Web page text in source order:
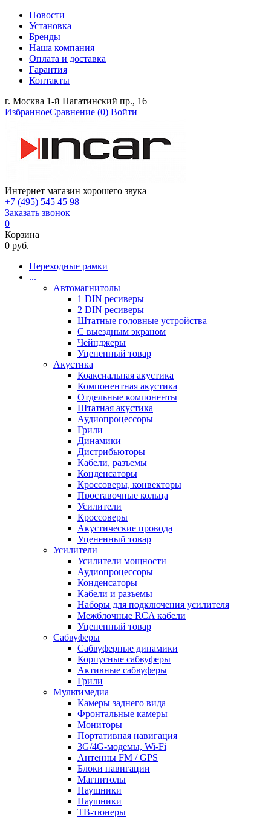
Новости
Установка
Бренды
Наша компания
Оплата и доставка
Гарантия
Контакты
г. Москва 1-й Нагатинский пр., 16
ИзбранноеСравнение (0) Войти
Интернет магазин хорошего звука
+7 (495) 545 45 98
Заказать звонок
0
Корзина
0 руб.
Переходные рамки
...
Автомагнитолы
1 DIN ресиверы
2 DIN ресиверы
Штатные головные устройства
С выездным экраном
Чейнджеры
Уцененный товар
Акустика
Коаксиальная акустика
Компонентная акустика
Отдельные компоненты
Штатная акустика
Аудиопроцессоры
Грили
Динамики
Дистрибьюторы
Кабели, разъемы
Конденсаторы
Кроссоверы, конвекторы
Проставочные кольца
Усилители
Кроссоверы
Акустические провода
Уцененный товар
Усилители
Усилители мощности
Аудиопроцессоры
Конденсаторы
Кабели и разъемы
Наборы для подключения усилителя
Межблочные RCA кабели
Уцененный товар
Сабвуферы
Сабвуферные динамики
Корпусные сабвуферы
Активные сабвуферы
Грили
Мультимедиа
Камеры заднего вида
Фронтальные камеры
Мониторы
Портативная навигация
3G/4G-модемы, Wi-Fi
Антенны FM / GPS
Блоки навигации
Магнитолы
Наушники
Наушники
ТВ-тюнеры